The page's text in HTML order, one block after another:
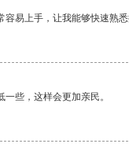
易上手，让我能够快速熟
些，这样会更加亲民。